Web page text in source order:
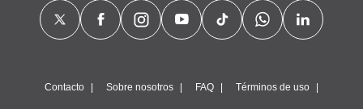
Contacto Sobre nosotros FAQ Términos de uso